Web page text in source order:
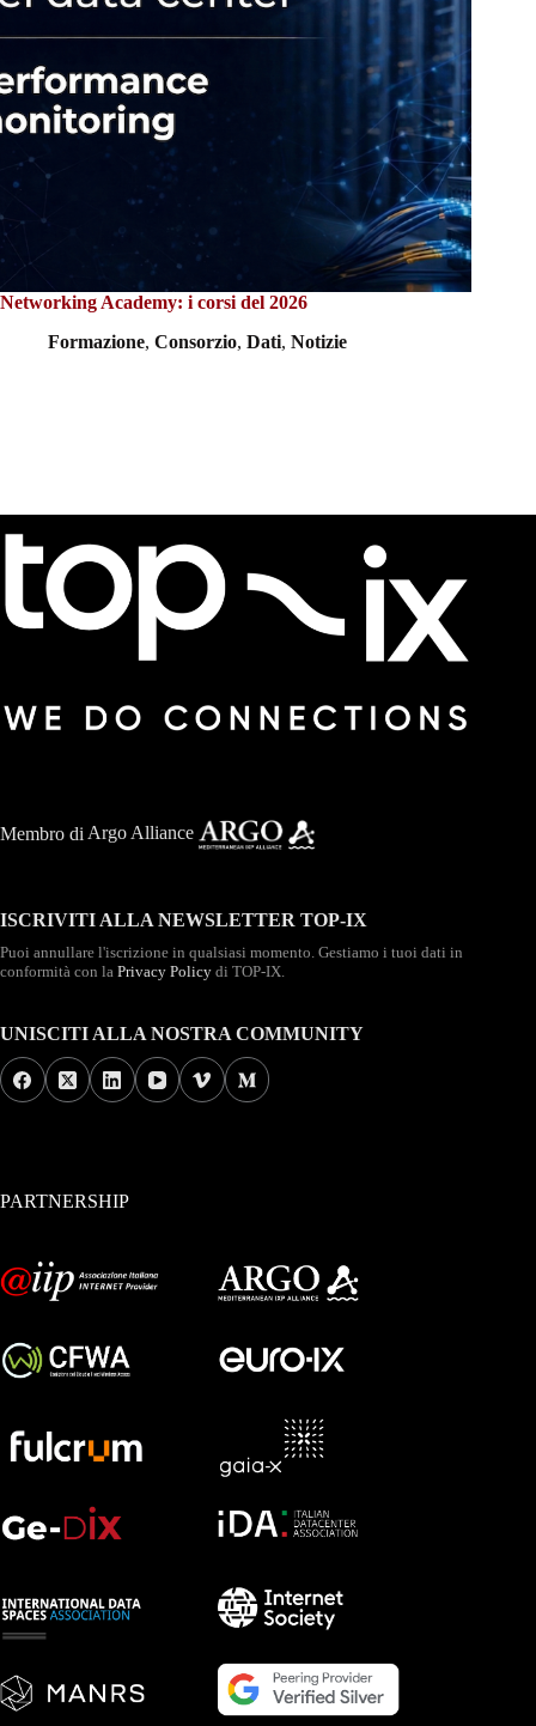
Networking Academy: i corsi del 2026
Formazione, Consorzio, Dati, Notizie
Membro di Argo Alliance
ISCRIVITI ALLA NEWSLETTER TOP-IX
Puoi annullare l'iscrizione in qualsiasi momento. Gestiamo i tuoi dati in
conformità con la Privacy Policy di TOP-IX.
UNISCITI ALLA NOSTRA COMMUNITY
PARTNERSHIP